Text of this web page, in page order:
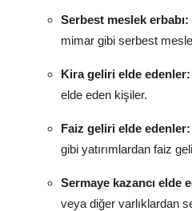
Serbest meslek erbabı:
mimar gibi serbest
Kira geliri elde edenler:
elde eden kişiler.
Faiz geliri elde edenler:
gibi yatırımlardan faiz
Sermaye kazancı elde
veya diğer varlıklardan